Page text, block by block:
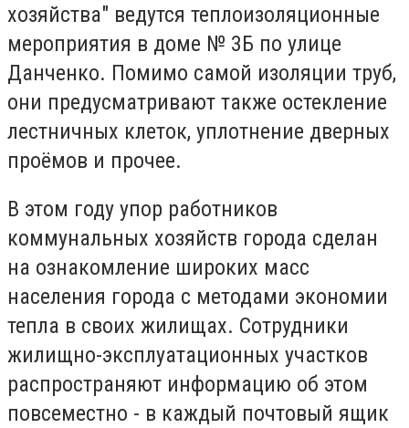
хозяйства" ведутся теплоизоляционные
мероприятия в доме № 3Б по улице
Данченко. Помимо самой изоляции труб,
они предусматривают также остекление
лестничных клеток, уплотнение дверных
проёмов и прочее.
В этом году упор работников
коммунальных хозяйств города сделан
на ознакомление широких масс
населения города с методами экономии
тепла в своих жилищах. Сотрудники
жилищно-эксплуатационных участков
распространяют информацию об этом
повсеместно - в каждый почтовый ящик